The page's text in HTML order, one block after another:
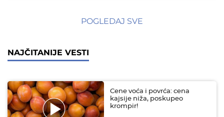
POGLEDAJ SVE
NAJČITANIJE VESTI
Cene voća i povrća: cena
kajsije niža, poskupeo
krompir!